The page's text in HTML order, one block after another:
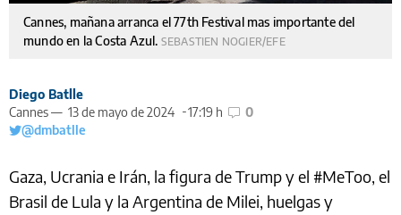
Cannes, mañana arranca el 77th Festival mas importante del
mundo en la Costa Azul. SEBASTIEN NOGIER/EFE
Diego Batlle
Cannes — 13 de mayo de 2024 17:19 h
0
@dmbatlle
Gaza, Ucrania e Irán, la figura de Trump y el #MeToo, el
Brasil de Lula y la Argentina de Milei, huelgas y